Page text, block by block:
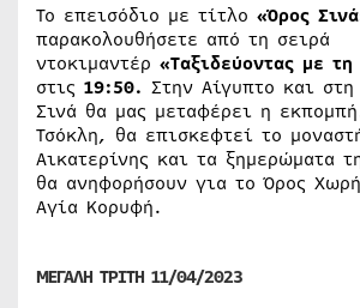
Το επεισόδιο με τίτλο «Όρος
παρακολουθήσετε από τη σειρά
ντοκιμαντέρ «Ταξιδεύοντας με
στις 19:50. Στην Αίγυπτο και
Σινά θα μας μεταφέρει η
Τσόκλη, θα επισκεφτεί το
Αικατερίνης και τα ξημερώματα
θα ανηφορήσουν για το Όρος
Αγία Κορυφή.
ΜΕΓΑΛΗ ΤΡΙΤΗ 11/04/2023